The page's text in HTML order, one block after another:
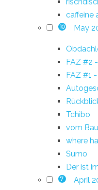
caffeine
10 May
FAZ #2
FAZ #1
Tchibo
vom
where
Sumo
Der ist
7 April